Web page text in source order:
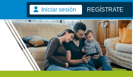
Iniciar sesión REGÍSTRATE